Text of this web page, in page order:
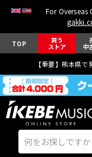
For Overseas
TOP 買う
ストア 中
【重要】熊本県